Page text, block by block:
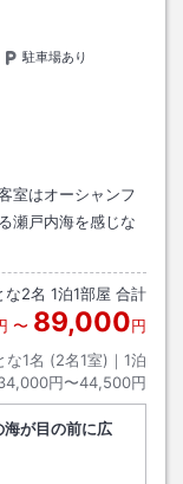
駐車場あり
室はオーシャンフ
瀬戸内海を感じな
な2名 1泊1部屋 合計
〜 89,000円
な1名 (2名1室)｜ 1泊
円〜44,500円
海が目の前に広